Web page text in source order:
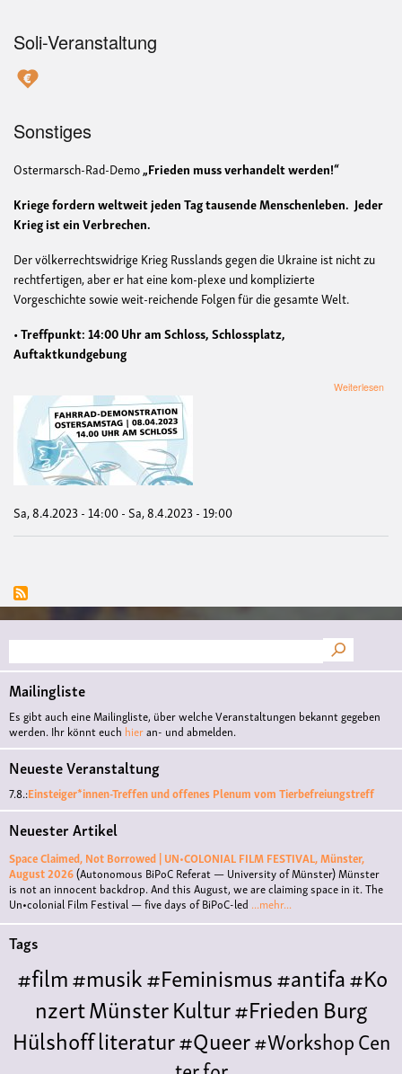
Soli-Veranstaltung
Sonstiges
Ostermarsch-Rad-Demo„Frieden muss verhandelt werden!“
Kriege fordern weltweit jeden Tag tausende Menschenleben. Jeder
Krieg ist ein Verbrechen.
Der völkerrechtswidrige Krieg Russlands gegen die Ukraine ist nicht zu
rechtfertigen, aber er hat eine kom-plexe und komplizierte
Vorgeschichte sowie weit-reichende Folgen für die gesamte Welt.
•Treffpunkt: 14:00 Uhr am Schloss, Schlossplatz,
Auftaktkundgebung
Weiterlesen
Sa, 8.4.2023 - 14:00-Sa, 8.4.2023 - 19:00
Suche
Mailingliste
Es gibt auch eine Mailingliste, über welche Veranstaltungen bekannt gegeben
werden. Ihr könnt euch hieran- und abmelden.
Neueste Veranstaltung
7.8.:Einsteiger*innen-Treffen und offenes Plenum vom Tierbefreiungstreff
Neuester Artikel
Space Claimed, Not Borrowed | UN•COLONIAL FILM FESTIVAL, Münster,
August 2026(Autonomous BiPoC Referat — University of Münster)Münster
is not an innocent backdrop. And this August, we are claiming space in it. The
Un•colonial Film Festival — five days of BiPoC-led ...mehr...
Tags
#film#musik#Feminismus#antifa#Ko
nzertMünsterKultur#FriedenBurg
Hülshoffliteratur#Queer#WorkshopCen